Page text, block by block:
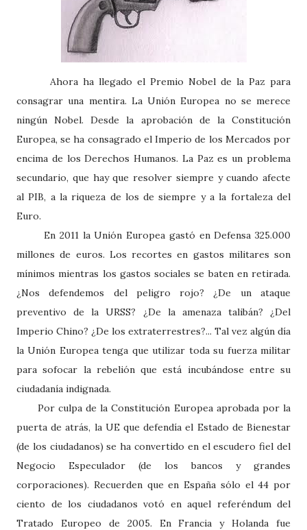
Ahora ha llegado el Premio Nobel de la Paz para
consagrar una mentira. La Unión Europea no se merece
ningún Nobel. Desde la aprobación de la Constitución
Europea, se ha consagrado el Imperio de los Mercados por
encima de los Derechos Humanos. La Paz es un problema
secundario, que hay que resolver siempre y cuando afecte
al PIB, a la riqueza de los de siempre y a la fortaleza del
Euro.
En 2011 la Unión Europea gastó en Defensa 325.000
millones de euros. Los recortes en gastos militares son
mínimos mientras los gastos sociales se baten en retirada.
¿Nos defendemos del peligro rojo? ¿De un ataque
preventivo de la URSS? ¿De la amenaza talibán? ¿Del
Imperio Chino? ¿De los extraterrestres?... Tal vez algún día
la Unión Europea tenga que utilizar toda su fuerza militar
para sofocar la rebelión que está incubándose entre su
ciudadanía indignada.
Por culpa de la Constitución Europea aprobada por la
puerta de atrás, la UE que defendía el Estado de Bienestar
(de los ciudadanos) se ha convertido en el escudero fiel del
Negocio Especulador (de los bancos y grandes
corporaciones). Recuerden que en España sólo el 44 por
ciento de los ciudadanos votó en aquel referéndum del
Tratado Europeo de 2005. En Francia y Holanda fue